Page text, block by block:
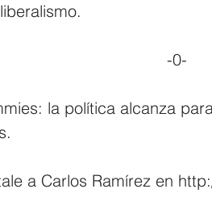
-0-
la política alcanza
a Carlos Ramírez en